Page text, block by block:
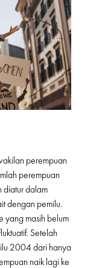
perempuan
perempuan
diatur dalam
dengan pemilu.
yang masih belum
Setelah
2004 dari hanya
naik lagi ke